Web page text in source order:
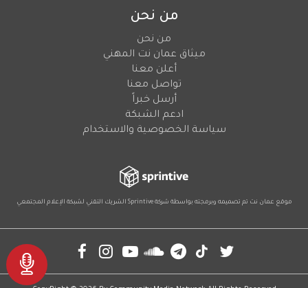
من نحن
من نحن
ميثاق عمان نت المهني
أعلن معنا
تواصل معنا
أرسل خبراً
ادعم الشبكة
سياسة الخصوصية والاستخدام
موقع عمان نت تم تصميمه وبرمجته بواسطة شركةSprintive الشريك التقني لشبكة الإعلام المجتمعي